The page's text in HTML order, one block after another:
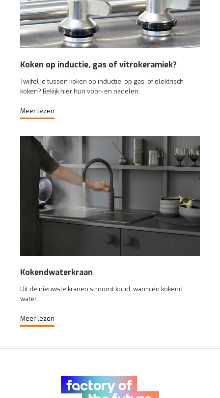
Koken op inductie, gas of vitrokeramiek?
Twijfel je tussen koken op inductie, op gas, of elektrisch
koken? Bekijk hier hun voor- en nadelen.
Meer lezen
Kokendwaterkraan
Uit de nieuwste kranen stroomt koud, warm én kokend
water.
Meer lezen